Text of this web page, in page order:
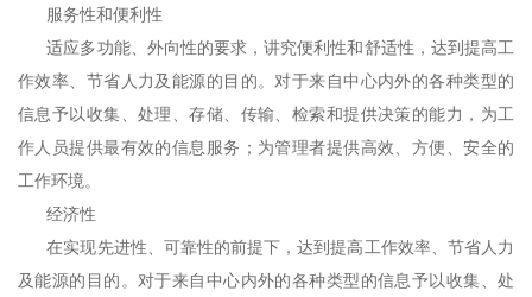
服务性和便利性
适应多功能、外向性的要求，讲究便利性和舒适性，达到提高工
作效率、节省人力及能源的目的。对于来自中心内外的各种类型的
信息予以收集、处理、存储、传输、检索和提供决策的能力，为工
作人员提供最有效的信息服务；为管理者提供高效、方便、安全的
工作环境。
经济性
在实现先进性、可靠性的前提下，达到提高工作效率、节省人力
及能源的目的。对于来自中心内外的各种类型的信息予以收集、处